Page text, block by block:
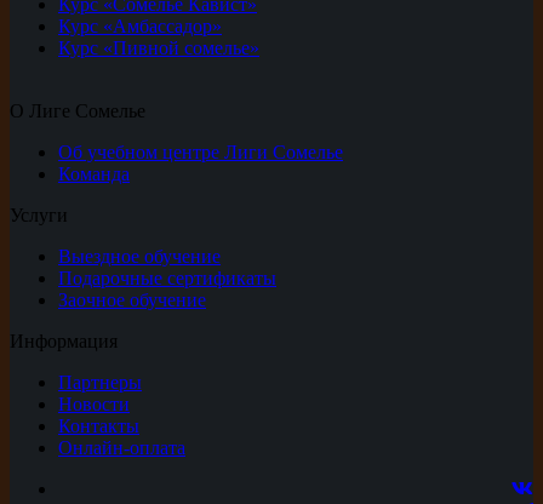
Курс «Сомелье Кавист»
Курс «Амбассадор»
Курс «Пивной сомелье»
О Лиге Сомелье
Об учебном центре Лиги Сомелье
Команда
Услуги
Выездное обучение
Подарочные сертификаты
Заочное обучение
Информация
Партнеры
Новости
Контакты
Онлайн-оплата